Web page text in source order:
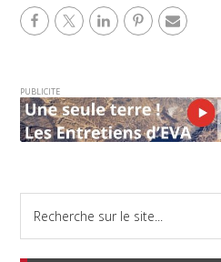
PUBLICITE